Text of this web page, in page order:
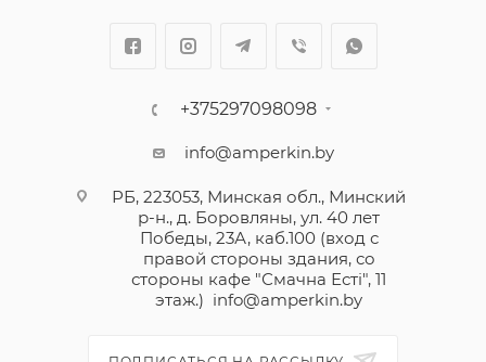
+375297098098
info@amperkin.by
РБ, 223053, Минская обл., Минский
р-н., д. Боровляны, ул. 40 лет
Победы, 23А, каб.100 (вход с
правой стороны здания, со
стороны кафе "Смачна Естi", 11
этаж.) info@amperkin.by